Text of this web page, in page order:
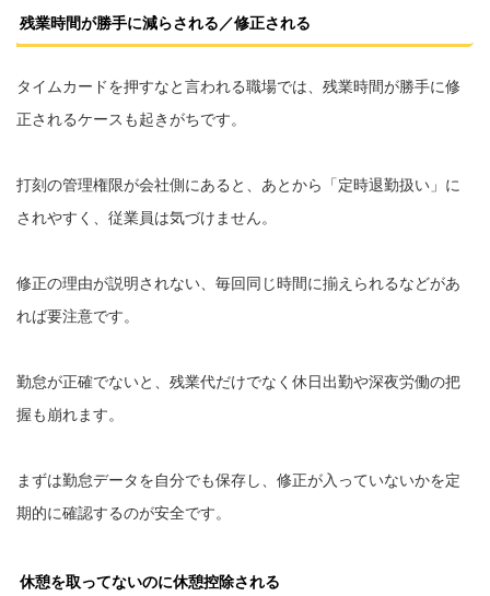
残業時間が勝手に減らされる／修正される
タイムカードを押すなと言われる職場では、残業時間が勝手に修
正されるケースも起きがちです。
打刻の管理権限が会社側にあると、あとから「定時退勤扱い」に
されやすく、従業員は気づけません。
修正の理由が説明されない、毎回同じ時間に揃えられるなどがあ
れば要注意です。
勤怠が正確でないと、残業代だけでなく休日出勤や深夜労働の把
握も崩れます。
まずは勤怠データを自分でも保存し、修正が入っていないかを定
期的に確認するのが安全です。
休憩を取ってないのに休憩控除される